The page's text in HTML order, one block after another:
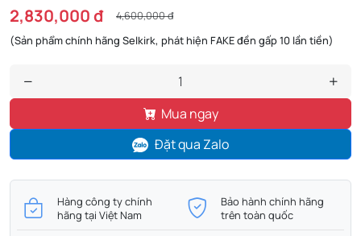
2,830,000 đ 4,600,000 đ
(Sản phẩm chính hãng Selkirk, phát hiện FAKE đền gấp 10 lần tiền)
Mua ngay
Đặt qua Zalo
Hàng công ty chính
hãng tại Việt Nam
Bảo hành chính hãng
trên toàn quốc